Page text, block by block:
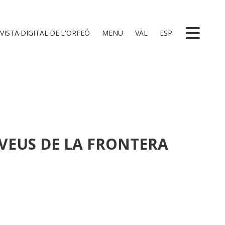
MENU VAL ESP
DE LA FRONTERA